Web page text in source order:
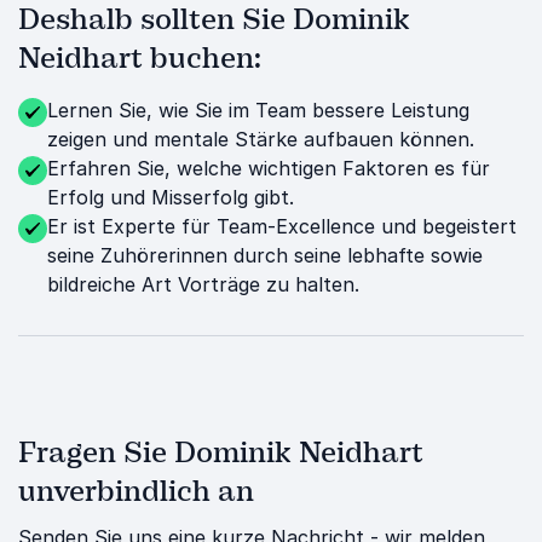
Deshalb sollten Sie Dominik
Neidhart buchen:
Lernen Sie, wie Sie im Team bessere Leistung
zeigen und mentale Stärke aufbauen können.
Erfahren Sie, welche wichtigen Faktoren es für
Erfolg und Misserfolg gibt.
Er ist Experte für Team-Excellence und begeistert
seine Zuhörerinnen durch seine lebhafte sowie
bildreiche Art Vorträge zu halten.
Fragen Sie Dominik Neidhart
unverbindlich an
Senden Sie uns eine kurze Nachricht - wir melden